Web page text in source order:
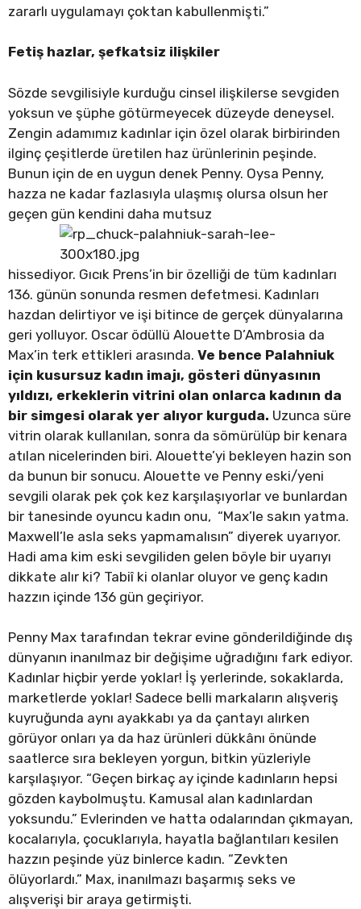
zararlı uygulamayı çoktan kabullenmişti.”
Fetiş hazlar, şefkatsiz ilişkiler
Sözde sevgilisiyle kurduğu cinsel ilişkilerse sevgiden
yoksun ve şüphe götürmeyecek düzeyde deneysel.
Zengin adamımız kadınlar için özel olarak birbirinden
ilginç çeşitlerde üretilen haz ürünlerinin peşinde.
Bunun için de en uygun denek Penny. Oysa Penny,
hazza ne kadar fazlasıyla ulaşmış olursa olsun her
geçen gün kendini daha mutsuz
hissediyor. Gıcık Prens’in bir özelliği de tüm kadınları
136. günün sonunda resmen defetmesi. Kadınları
hazdan delirtiyor ve işi bitince de gerçek dünyalarına
geri yolluyor. Oscar ödüllü Alouette D’Ambrosia da
Max’in terk ettikleri arasında. Ve bence Palahniuk
için kusursuz kadın imajı, gösteri dünyasının
yıldızı, erkeklerin vitrini olan onlarca kadının da
bir simgesi olarak yer alıyor kurguda. Uzunca süre
vitrin olarak kullanılan, sonra da sömürülüp bir kenara
atılan nicelerinden biri. Alouette’yi bekleyen hazin son
da bunun bir sonucu. Alouette ve Penny eski/yeni
sevgili olarak pek çok kez karşılaşıyorlar ve bunlardan
bir tanesinde oyuncu kadın onu, “Max’le sakın yatma.
Maxwell’le asla seks yapmamalısın” diyerek uyarıyor.
Hadi ama kim eski sevgiliden gelen böyle bir uyarıyı
dikkate alır ki? Tabiî ki olanlar oluyor ve genç kadın
hazzın içinde 136 gün geçiriyor.
Penny Max tarafından tekrar evine gönderildiğinde dış
dünyanın inanılmaz bir değişime uğradığını fark ediyor.
Kadınlar hiçbir yerde yoklar! İş yerlerinde, sokaklarda,
marketlerde yoklar! Sadece belli markaların alışveriş
kuyruğunda aynı ayakkabı ya da çantayı alırken
görüyor onları ya da haz ürünleri dükkânı önünde
saatlerce sıra bekleyen yorgun, bitkin yüzleriyle
karşılaşıyor. “Geçen birkaç ay içinde kadınların hepsi
gözden kaybolmuştu. Kamusal alan kadınlardan
yoksundu.” Evlerinden ve hatta odalarından çıkmayan,
kocalarıyla, çocuklarıyla, hayatla bağlantıları kesilen
hazzın peşinde yüz binlerce kadın. “Zevkten
ölüyorlardı.” Max, inanılmazı başarmış seks ve
alışverişi bir araya getirmişti.